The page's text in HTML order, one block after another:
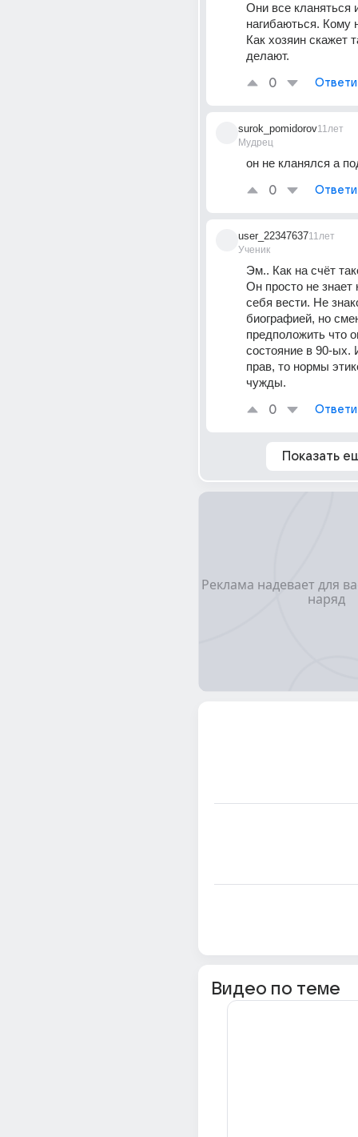
Они все кланяться
нагибаються. Кому
Как хозяин скажет
делают.
0
surok_pomidorov
Мудрец
11лет
он не кланялся а
0
user_22347637
Ученик
11лет
Эм.. Как на счёт
Он просто не знает
себя вести. Не
биографией, но
предположить что
состояние в 90-ых.
прав, то нормы
чужды.
0
Показать
Видео по теме